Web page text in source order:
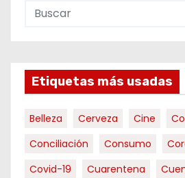
Etiquetas más usadas
Belleza Cerveza Cine
Conciliación
Consumo
Covid-19
Cuarentena